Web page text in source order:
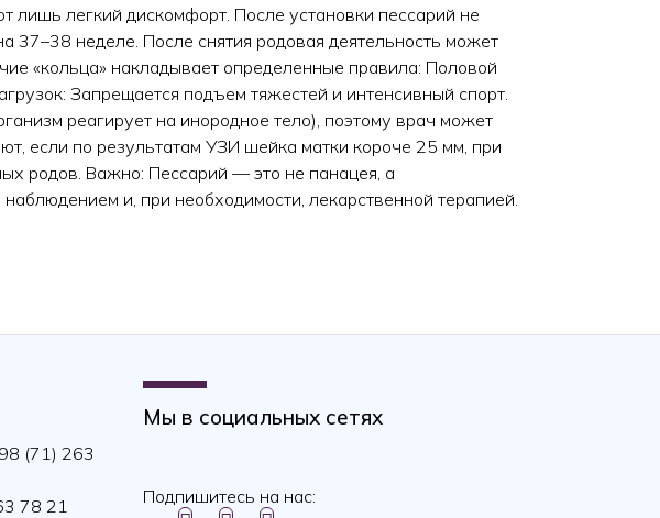
легкий дискомфорт. После установки пессарий не
неделе. После снятия родовая деятельность может
«кольца» накладывает определенные правила: Половой
Запрещается подъем тяжестей и интенсивный спорт.
реагирует на инородное тело), поэтому врач может
если по результатам УЗИ шейка матки короче 25 мм, при
родов. Важно: Пессарий — это не панацея, а
и, при необходимости, лекарственной терапией.
помощь женщинам в Узбекистане: проблемы и решения»
(71) 263
78 21
Мы в социальных сетях
Подпишитесь на нас: